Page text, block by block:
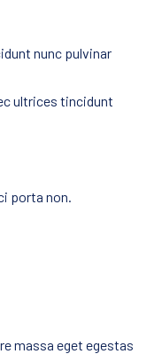
nunc pulvinar
ultrices tincidunt
porta non.
massa eget egestas